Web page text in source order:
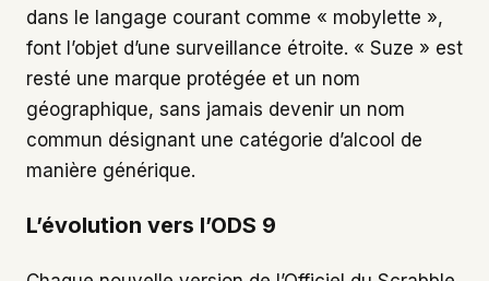
dans le langage courant comme « mobylette »,
font l’objet d’une surveillance étroite. « Suze » est
resté une marque protégée et un nom
géographique, sans jamais devenir un nom
commun désignant une catégorie d’alcool de
manière générique.
L’évolution vers l’ODS 9